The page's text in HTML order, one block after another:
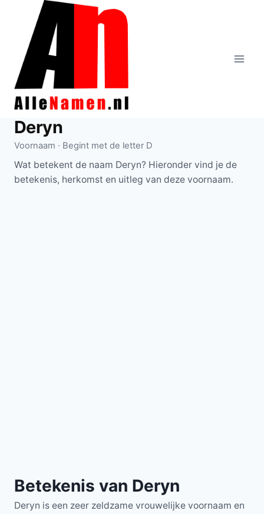
Doorgaan
inhoud
Deryn
Voornaam · Begint met de letter D
Wat betekent de naam Deryn? Hieronder vind je de
betekenis, herkomst en uitleg van deze voornaam.
Betekenis van Deryn
Deryn is een zeer zeldzame vrouwelijke voornaam en